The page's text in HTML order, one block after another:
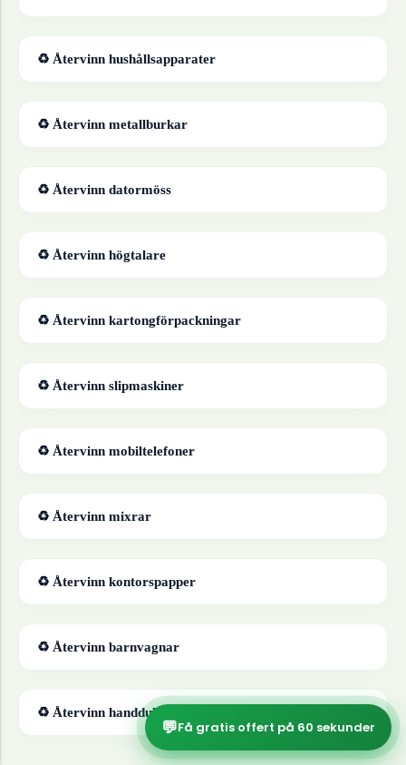
♻ Återvinn hushållsapparater
♻ Återvinn metallburkar
♻ Återvinn datormöss
♻ Återvinn högtalare
♻ Återvinn kartongförpackningar
♻ Återvinn slipmaskiner
♻ Återvinn mobiltelefoner
♻ Återvinn mixrar
♻ Återvinn kontorspapper
♻ Återvinn barnvagnar
♻ Återvinn handdukar
💬Få gratis offert på 60 sekunder